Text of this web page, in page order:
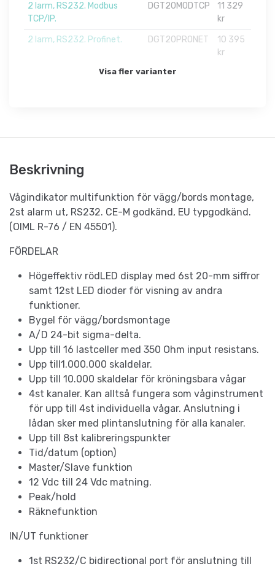
2 larm, RS232. Modbus
TCP/IP.
DGT20MODTCP
11 329
kr
2 larm, RS232. Profinet.
DGT20PRONET
10 395
kr
Visa fler varianter
Beskrivning
Vågindikator multifunktion för vägg/bords montage,
2st alarm ut, RS232. CE-M godkänd, EU typgodkänd.
(OIML R-76 / EN 45501).
FÖRDELAR
Högeffektiv rödLED display med 6st 20-mm siffror
samt 12st LED dioder för visning av andra
funktioner.
Bygel för vägg/bordsmontage
A/D 24-bit sigma-delta.
Upp till 16 lastceller med 350 Ohm input resistans.
Upp till1.000.000 skaldelar.
Upp till 10.000 skaldelar för kröningsbara vågar
4st kanaler. Kan alltså fungera som våginstrument
för upp till 4st individuella vågar. Anslutning i
lådan sker med plintanslutning för alla kanaler.
Upp till 8st kalibreringspunkter
Tid/datum (option)
Master/Slave funktion
12 Vdc till 24 Vdc matning.
Peak/hold
Räknefunktion
IN/UT funktioner
1st RS232/C bidirectional port för anslutning till